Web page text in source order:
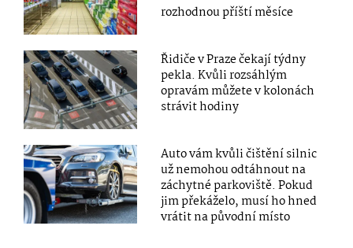
rozhodnou příští měsíce
Řidiče v Praze čekají týdny
pekla. Kvůli rozsáhlým
opravám můžete v kolonách
strávit hodiny
Auto vám kvůli čištění silnic
už nemohou odtáhnout na
záchytné parkoviště. Pokud
jim překáželo, musí ho hned
vrátit na původní místo